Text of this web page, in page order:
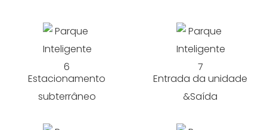
Estacionamento
subterrâneo
Entrada da unidade
&Saída